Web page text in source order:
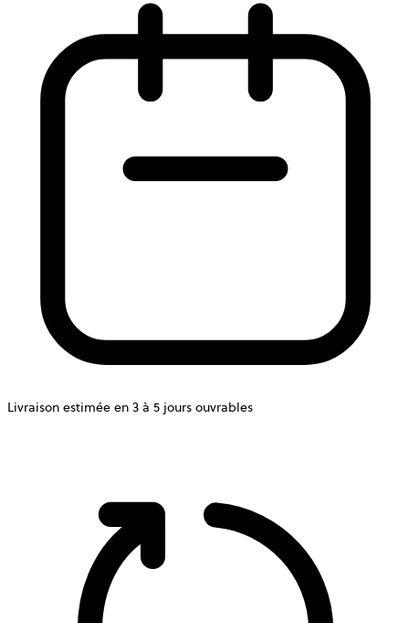
Livraison estimée en 3 à 5 jours ouvrables